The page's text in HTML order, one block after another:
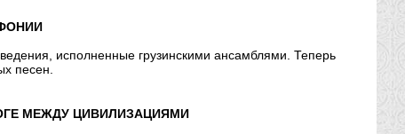
исполненные грузинскими ансамблями. Теперь
песен.
МЕЖДУ ЦИВИЛИЗАЦИЯМИ